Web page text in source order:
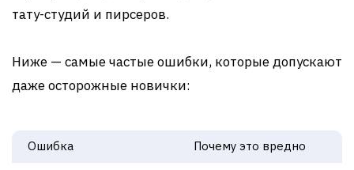
тату-студий и пирсеров.
Ниже — самые частые ошибки, которые допускают
даже осторожные новички:
Ошибка Почему это вредно